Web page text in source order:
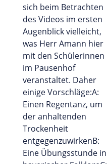
sich beim Betrachten
des Videos im ersten
Augenblick vielleicht,
was Herr Amann hier
mit den Schülerinnen
im Pausenhof
veranstaltet. Daher
einige Vorschläge:A:
Einen Regentanz, um
der anhaltenden
Trockenheit
entgegenzuwirkenB:
Eine Übungsstunde in